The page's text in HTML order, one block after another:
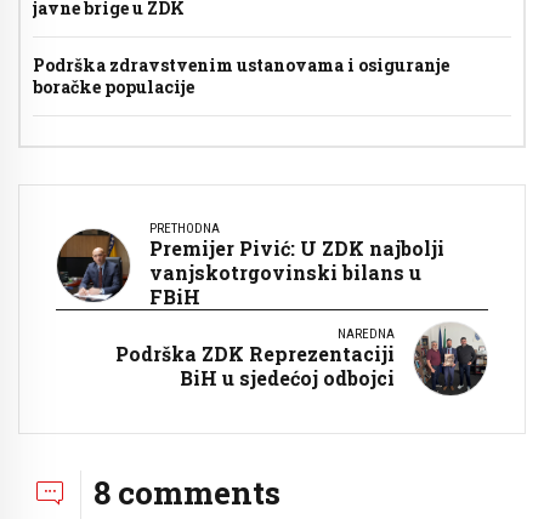
javne brige u ZDK
Podrška zdravstvenim ustanovama i osiguranje
boračke populacije
PRETHODNA
Premijer Pivić: U ZDK najbolji
vanjskotrgovinski bilans u
FBiH
NAREDNA
Podrška ZDK Reprezentaciji
BiH u sjedećoj odbojci
8 comments